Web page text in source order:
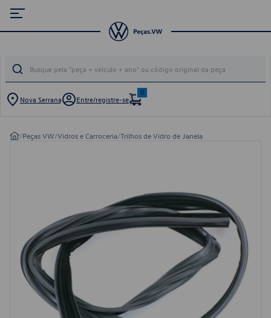
Nova Serrana Entre/registre-se
0
/Peças VW/Vidros e Carroceria/Trilhos de Vidro de Janela